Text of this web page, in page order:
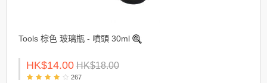
Tools 棕色 玻璃瓶 - 噴頭 30ml
HK$14.00 HK$18.00
267